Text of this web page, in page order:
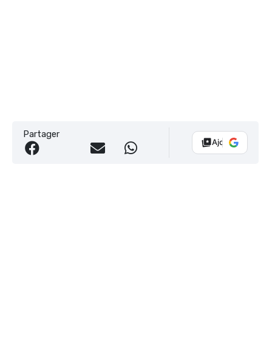
Partager
Ajouter Vélo